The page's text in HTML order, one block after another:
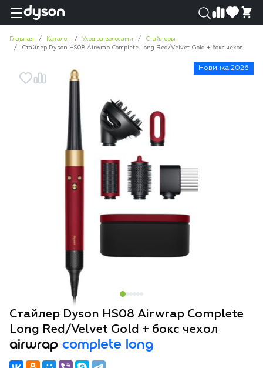
Главная Каталог Уход за волосами
Стайлеры
Стайлер Dyson HS08 Airwrap Complete Long Red/Velvet Gold + бокс чехол
Новинка 2026
Стайлер Dyson HS08 Airwrap Complete
Long Red/Velvet Gold + бокс чехол
airwrap complete long